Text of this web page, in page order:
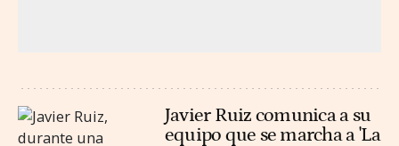
Javier Ruiz comunica a su
equipo que se marcha a 'La